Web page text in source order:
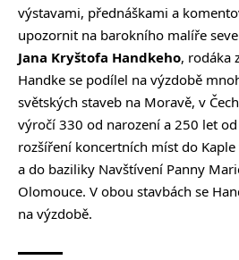
výstavami, přednáškami a
upozornit na barokního malíře
Jana Kryštofa Handkeho, rodáka
Handke se podílel na výzdobě
světských staveb na Moravě, v
výročí 330 od narození a 250 let
rozšíření koncertních míst do
a do baziliky Navštívení Panny
Olomouce. V obou stavbách se
na výzdobě.